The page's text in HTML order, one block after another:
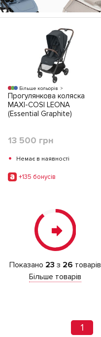
Більше кольорів
Прогулянкова коляска
MAXI-COSI LEONA
(Essential Graphite)
13 500 грн
• Немає в наявності
+135 бонусiв
Показано 23 з 26 товарів
Більше товарів
1